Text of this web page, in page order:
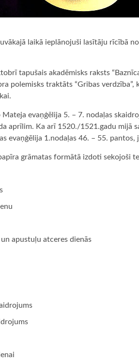
laikā ieplānojuši lasītāju rīcībā
tapušais akadēmisks raksts
polemisks traktāts “Gribas verdzība”,
Mateja evaņģēlija 5. – 7. nodaļas
aprīlim. Ka arī 1520./1521.gadu mijā
evaņģēlija 1.nodaļas 46. – 55. pantos,
grāmatas formātā izdoti sekojoši
apustuļu atceres dienās